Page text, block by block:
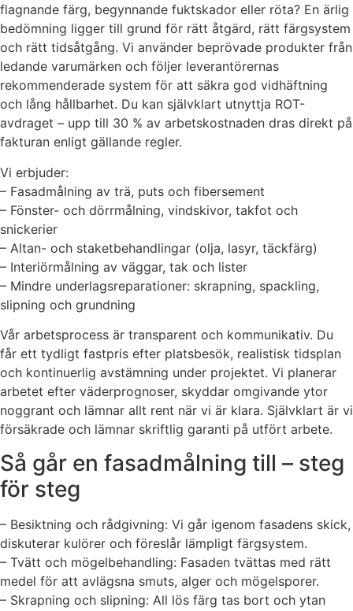
flagnande färg, begynnande fuktskador eller röta? En ärlig
bedömning ligger till grund för rätt åtgärd, rätt färgsystem
och rätt tidsåtgång. Vi använder beprövade produkter från
ledande varumärken och följer leverantörernas
rekommenderade system för att säkra god vidhäftning
och lång hållbarhet. Du kan självklart utnyttja ROT-
avdraget – upp till 30 % av arbetskostnaden dras direkt på
fakturan enligt gällande regler.
Vi erbjuder:
– Fasadmålning av trä, puts och fibersement
– Fönster- och dörrmålning, vindskivor, takfot och
snickerier
– Altan- och staketbehandlingar (olja, lasyr, täckfärg)
– Interiörmålning av väggar, tak och lister
– Mindre underlagsreparationer: skrapning, spackling,
slipning och grundning
Vår arbetsprocess är transparent och kommunikativ. Du
får ett tydligt fastpris efter platsbesök, realistisk tidsplan
och kontinuerlig avstämning under projektet. Vi planerar
arbetet efter väderprognoser, skyddar omgivande ytor
noggrant och lämnar allt rent när vi är klara. Självklart är vi
försäkrade och lämnar skriftlig garanti på utfört arbete.
Så går en fasadmålning till – steg
för steg
– Besiktning och rådgivning: Vi går igenom fasadens skick,
diskuterar kulörer och föreslår lämpligt färgsystem.
– Tvätt och mögelbehandling: Fasaden tvättas med rätt
medel för att avlägsna smuts, alger och mögelsporer.
– Skrapning och slipning: All lös färg tas bort och ytan